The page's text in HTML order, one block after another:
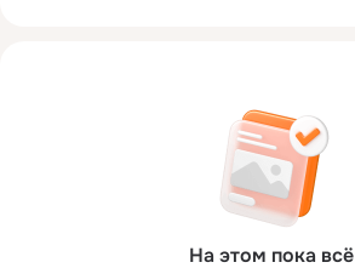
На этом пока всё